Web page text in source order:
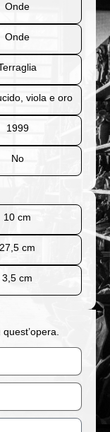
Onde
Onde
viola e oro
1999
No
10 cm
27,5 cm
3,5 cm